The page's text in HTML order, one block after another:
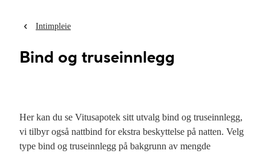
Intimpleie
Bind og truseinnlegg
Her kan du se Vitusapotek sitt utvalg bind og truseinnlegg,
vi tilbyr også nattbind for ekstra beskyttelse på natten. Velg
type bind og truseinnlegg på bakgrunn av mengde